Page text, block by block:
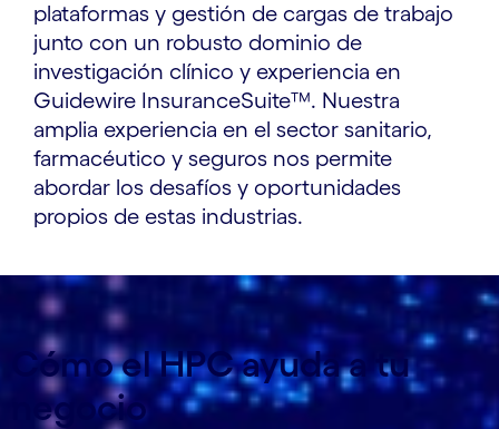
plataformas y gestión de cargas de trabajo
junto con un robusto dominio de
investigación clínico y experiencia en
Guidewire InsuranceSuite™. Nuestra
amplia experiencia en el sector sanitario,
farmacéutico y seguros nos permite
abordar los desafíos y oportunidades
propios de estas industrias.
Cómo el HPC ayuda a tu
negocio